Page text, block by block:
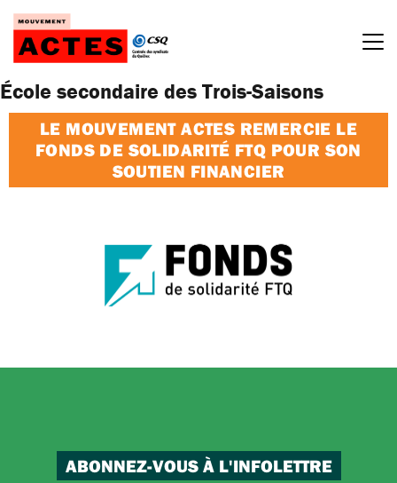
Passer
contenu
École secondaire des Trois-Saisons
LE MOUVEMENT ACTES REMERCIE LE
FONDS DE SOLIDARITÉ FTQ POUR SON
SOUTIEN FINANCIER
ABONNEZ-VOUS À L'INFOLETTRE